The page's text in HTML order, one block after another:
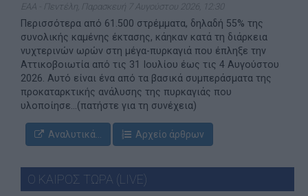
ΕΑΑ - Πεντέλη, Παρασκευή 7 Αυγούστου 2026, 12:30
Περισσότερα από 61.500 στρέμματα, δηλαδή 55% της
συνολικής καμένης έκτασης, κάηκαν κατά τη διάρκεια
νυχτερινών ωρών στη μέγα-πυρκαγιά που έπληξε την
Αττικοβοιωτία από τις 31 Ιουλίου έως τις 4 Αυγούστου
2026. Αυτό είναι ένα από τα βασικά συμπεράσματα της
προκαταρκτικής ανάλυσης της πυρκαγιάς που
υλοποίησε...(πατήστε για τη συνέχεια)
Αναλυτικά... Αρχείο άρθρων
Ο ΚΑΙΡΟΣ ΤΩΡΑ (LIVE)